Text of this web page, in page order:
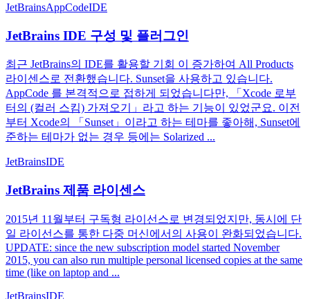
JetBrainsAppCodeIDE
JetBrains IDE 구성 및 플러그인
최근 JetBrains의 IDE를 활용할 기회 이 증가하여 All Products
라이센스로 전환했습니다. Sunset을 사용하고 있습니다.
AppCode 를 본격적으로 접하게 되었습니다만, 「Xcode 로부
터의 (컬러 스킴) 가져오기」라고 하는 기능이 있었군요. 이전
부터 Xcode의 「Sunset」이라고 하는 테마를 좋아해, Sunset에
준하는 테마가 없는 경우 등에는 Solarized ...
JetBrainsIDE
JetBrains 제품 라이센스
2015년 11월부터 구독형 라이선스로 변경되었지만, 동시에 단
일 라이선스를 통한 다중 머신에서의 사용이 완화되었습니다.
UPDATE: since the new subscription model started November
2015, you can also run multiple personal licensed copies at the same
time (like on laptop and ...
JetBrainsIDE